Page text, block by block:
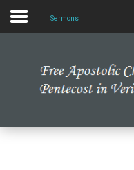
Home
Sermons